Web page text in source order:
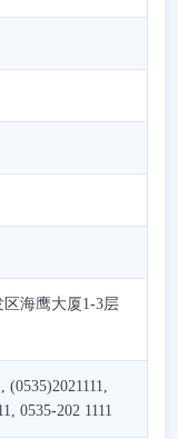
海鹰大厦1-3层
(0535)2021111,
0535-202 1111